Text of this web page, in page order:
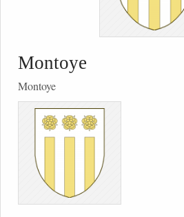
Montoye
Montoye